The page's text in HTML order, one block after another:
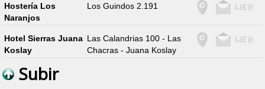
Hostería Los
Naranjos
Los Guindos 2.191
Hotel Sierras Juana
Koslay
Las Calandrias 100 - Las
Chacras - Juana Koslay
Subir